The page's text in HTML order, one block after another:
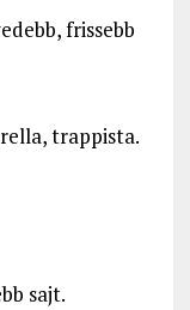
frissebb
trappista.
sajt.